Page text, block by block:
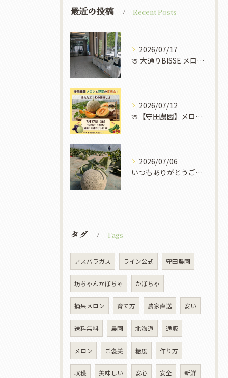
最近の投稿 Recent Posts
2026/07/17
​🍈 大通りBISSE メロン販売会のお知らせ 🍈
2026/07/12
🍈【守田農園】メロンと野菜の直売イベント開催！✨🌽
2026/07/06
いつもありがとうございます！
タグ Tags
アスパラガス ライン公式 守田農園
坊ちゃんかぼちゃ かぼちゃ
摘果メロン 育て方 農家直送 安い
送料無料 農園 北海道 通販
メロン ご褒美 糖度 作り方
収穫 美味しい 安心 安全 新鮮